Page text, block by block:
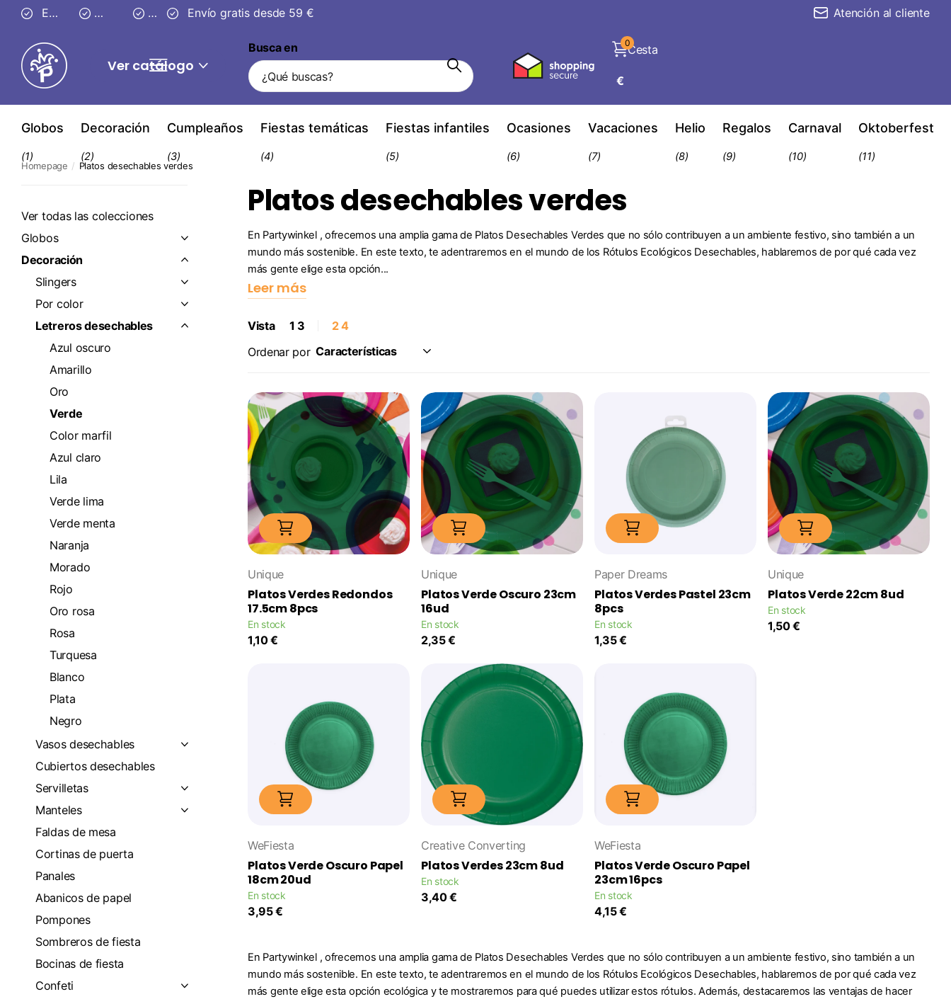
Entrega segura en 3–4 días
Envío gratis desde 59 €
30 díasde devolución
Envío gratis desde 59 € Atención al cliente
Ver catálogo
Busca en Cesta
0
€
Globos
(1)
Decoración
(2)
Cumpleaños
(3)
Fiestas temáticas
(4)
Fiestas infantiles
(5)
Ocasiones
(6)
Vacaciones
(7)
Helio
(8)
Regalos
(9)
Carnaval
(10)
Oktoberfest
(11)
Homepage Platos desechables verdes
Platos desechables verdes
En Partywinkel , ofrecemos una amplia gama de Platos Desechables Verdes que no sólo contribuyen a un ambiente festivo, sino también a un
mundo más sostenible. En este texto, te adentraremos en el mundo de los Rótulos Ecológicos Desechables, hablaremos de por qué cada vez
más gente elige esta opción...
Leer más
Vista 1 3 24
Ordenar por
Unique
Platos Verdes Redondos
17.5cm 8pcs
En stock
1,10 €
Unique
Platos Verde Oscuro 23cm
16ud
En stock
2,35 €
Paper Dreams
Platos Verdes Pastel 23cm
8pcs
En stock
1,35 €
Unique
Platos Verde 22cm 8ud
En stock
1,50 €
WeFiesta
Platos Verde Oscuro Papel
18cm 20ud
En stock
3,95 €
Creative Converting
Platos Verdes 23cm 8ud
En stock
3,40 €
WeFiesta
Platos Verde Oscuro Papel
23cm 16pcs
En stock
4,15 €
En Partywinkel , ofrecemos una amplia gama de Platos Desechables Verdes que no sólo contribuyen a un ambiente festivo, sino también a un
mundo más sostenible. En este texto, te adentraremos en el mundo de los Rótulos Ecológicos Desechables, hablaremos de por qué cada vez
más gente elige esta opción ecológica y te mostraremos para qué puedes utilizar estos rótulos. Además, destacaremos las ventajas de hacer
Ver todas las colecciones
Globos
Decoración
Slingers
Por color
Letreros desechables
Azul oscuro
Amarillo
Oro
Verde
Color marfil
Azul claro
Lila
Verde lima
Verde menta
Naranja
Morado
Rojo
Oro rosa
Rosa
Turquesa
Blanco
Plata
Negro
Vasos desechables
Cubiertos desechables
Servilletas
Manteles
Faldas de mesa
Cortinas de puerta
Panales
Abanicos de papel
Pompones
Sombreros de fiesta
Bocinas de fiesta
Confeti